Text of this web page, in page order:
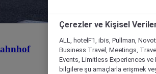
Çerezler ve Kişisel
ALL, hotelF1, ibis, Pullman,
Business Travel, Meetings,
Events, Limitless Experiences
bilgilere şu amaçlarla erişmek